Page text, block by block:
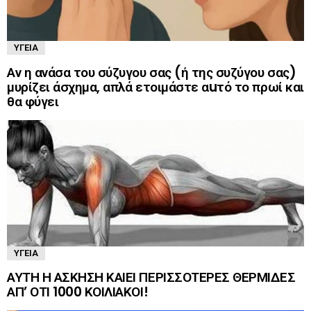
ΥΓΕΊΑ
Αν η ανάσα του σύζυγου σας (ή της συζύγου σας)
μυρίζει άσχημα, απλά ετοιμάστε αuτό το πρωί και
θα φύγει
ΥΓΕΊΑ
ΑΥΤΗ Η ΑΣΚΗΣΗ ΚΑΙΕΙ ΠΕΡΙΣΣΟΤΕΡΕΣ ΘΕΡΜΙΔΕΣ
ΑΠ’ ΟΤΙ 1000 ΚΟΙΛΙΑΚΟΙ!